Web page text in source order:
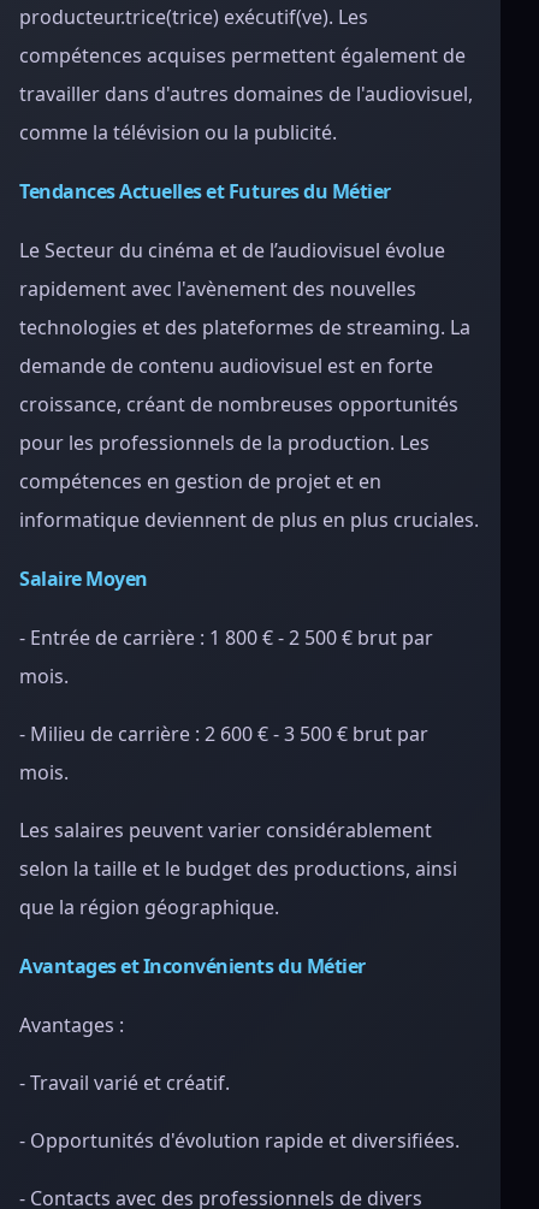
producteur.trice(trice) exécutif(ve). Les
compétences acquises permettent également de
travailler dans d'autres domaines de l'audiovisuel,
comme la télévision ou la publicité.
Tendances Actuelles et Futures du Métier
Le Secteur du cinéma et de l’audiovisuel évolue
rapidement avec l'avènement des nouvelles
technologies et des plateformes de streaming. La
demande de contenu audiovisuel est en forte
croissance, créant de nombreuses opportunités
pour les professionnels de la production. Les
compétences en gestion de projet et en
informatique deviennent de plus en plus cruciales.
Salaire Moyen
- Entrée de carrière : 1 800 € - 2 500 € brut par
mois.
- Milieu de carrière : 2 600 € - 3 500 € brut par
mois.
Les salaires peuvent varier considérablement
selon la taille et le budget des productions, ainsi
que la région géographique.
Avantages et Inconvénients du Métier
Avantages :
- Travail varié et créatif.
- Opportunités d'évolution rapide et diversifiées.
- Contacts avec des professionnels de divers